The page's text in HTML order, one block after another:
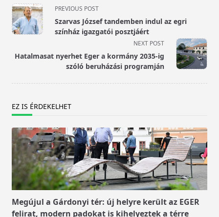
<span
class="nav-
subtitle
reader-
text">Page</span>
PREVIOUS POST
Szarvas József tandemben indul az egri
színház igazgatói posztjáért
NEXT POST
Hatalmasat nyerhet Eger a kormány 2035-ig
szóló beruházási programján
EZ IS ÉRDEKELHET
Megújul a Gárdonyi tér: új helyre került az EGER
felirat, modern padokat is kihelyeztek a térre